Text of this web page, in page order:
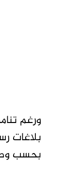
ورغم
بلاغات
بحسب